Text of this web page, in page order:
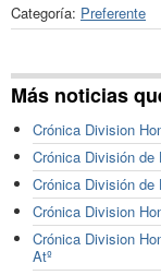
Categoría: Preferente
Más noticias
Crónica Division
Crónica División de
Crónica División
Crónica Division
Crónica Division
Atº